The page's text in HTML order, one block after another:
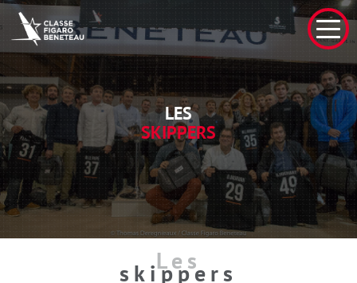
LES
SKIPPERS
Les
skippers